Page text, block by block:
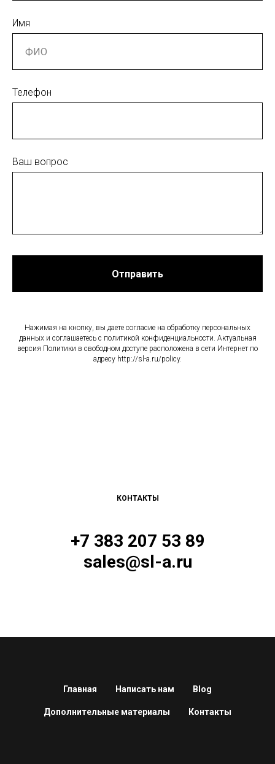
Имя
Телефон
Ваш вопрос
Отправить
Нажимая на кнопку, вы даете согласие на обработку персональных
данных и соглашаетесь c политикой конфиденциальности. Актуальная
версия Политики в свободном доступе расположена в сети Интернет по
адресу http://sl-a.ru/policy.
КОНТАКТЫ
+7 383 207 53 89
sales@sl-a.ru
Главная Написать нам Blog
Дополнительные материалы Контакты